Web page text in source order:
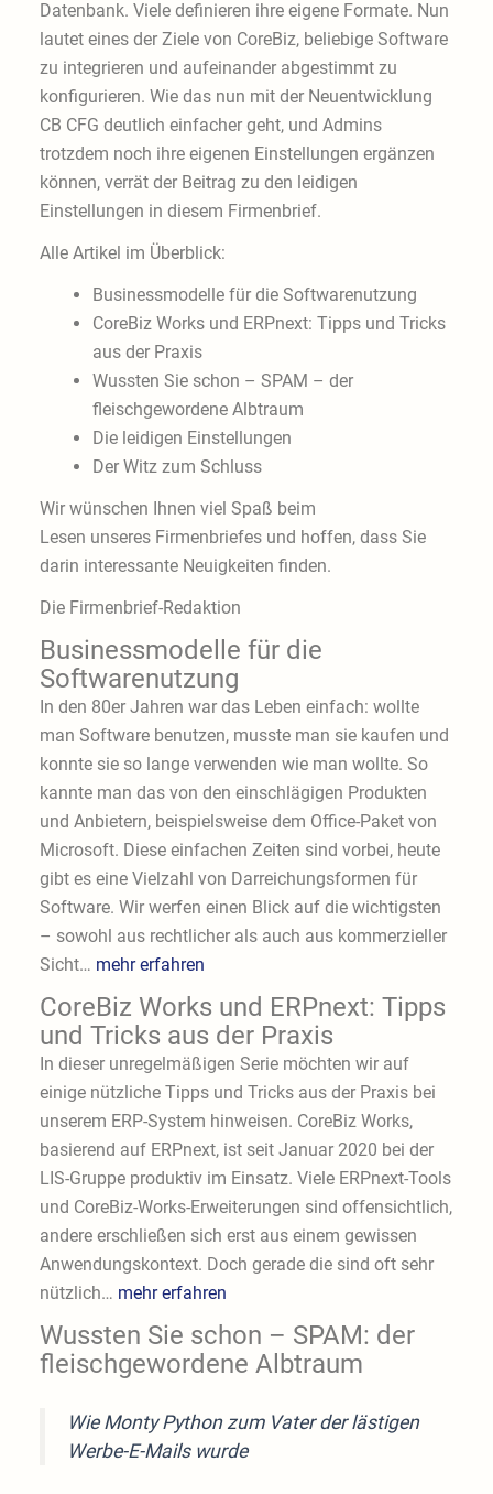
Datenbank. Viele definieren ihre eigene Formate. Nun
lautet eines der Ziele von CoreBiz, beliebige Software
zu integrieren und aufeinander abgestimmt zu
konfigurieren. Wie das nun mit der Neuentwicklung
CB CFG deutlich einfacher geht, und Admins
trotzdem noch ihre eigenen Einstellungen ergänzen
können, verrät der Beitrag zu den leidigen
Einstellungen in diesem Firmenbrief.
Alle Artikel im Überblick:
Businessmodelle für die Softwarenutzung
CoreBiz Works und ERPnext: Tipps und Tricks
aus der Praxis
Wussten Sie schon – SPAM – der
fleischgewordene Albtraum
Die leidigen Einstellungen
Der Witz zum Schluss
Wir wünschen Ihnen viel Spaß beim
Lesen unseres Firmenbriefes und hoffen, dass Sie
darin interessante Neuigkeiten finden.
Die Firmenbrief-Redaktion
Businessmodelle für die
Softwarenutzung
In den 80er Jahren war das Leben einfach: wollte
man Software benutzen, musste man sie kaufen und
konnte sie so lange verwenden wie man wollte. So
kannte man das von den einschlägigen Produkten
und Anbietern, beispielsweise dem Office-Paket von
Microsoft. Diese einfachen Zeiten sind vorbei, heute
gibt es eine Vielzahl von Darreichungsformen für
Software. Wir werfen einen Blick auf die wichtigsten
– sowohl aus rechtlicher als auch aus kommerzieller
Sicht… mehr erfahren
CoreBiz Works und ERPnext: Tipps
und Tricks aus der Praxis
In dieser unregelmäßigen Serie möchten wir auf
einige nützliche Tipps und Tricks aus der Praxis bei
unserem ERP-System hinweisen. CoreBiz Works,
basierend auf ERPnext, ist seit Januar 2020 bei der
LIS-Gruppe produktiv im Einsatz. Viele ERPnext-Tools
und CoreBiz-Works-Erweiterungen sind offensichtlich,
andere erschließen sich erst aus einem gewissen
Anwendungskontext. Doch gerade die sind oft sehr
nützlich… mehr erfahren
Wussten Sie schon – SPAM: der
fleischgewordene Albtraum
Wie Monty Python zum Vater der lästigen
Werbe-E-Mails wurde